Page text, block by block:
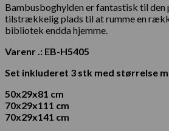
Bambusboghylden er fantastisk til den
tilstrækkelig plads til at rumme en
bibliotek endda hjemme.
Varenr .: EB-H5405
Set inkluderet 3 stk med størrelse
50x29x81 cm
70x29x111 cm
70x29x141 cm